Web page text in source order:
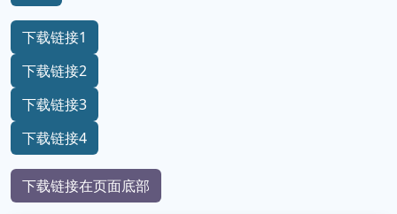
下载链接1
下载链接2
下载链接3
下载链接4
下载链接在页面底部